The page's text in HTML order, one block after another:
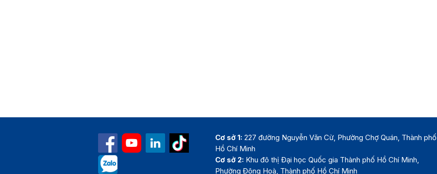
Cơ sở 1: 227 đường Nguyễn Văn Cừ, Phường Chợ Quán, Thành phố
Hồ Chí Minh
Cơ sở 2: Khu đô thị Đại học Quốc gia Thành phố Hồ Chí Minh,
Phường Đông Hoà, Thành phố Hồ Chí Minh